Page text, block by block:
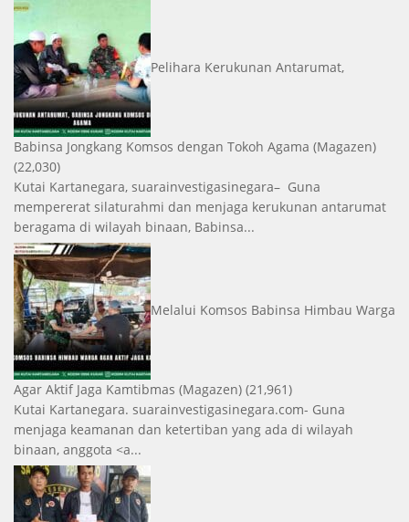
Pelihara Kerukunan Antarumat,
Babinsa Jongkang Komsos dengan Tokoh Agama (Magazen)
(22,030)
Kutai Kartanegara, suarainvestigasinegara– Guna
mempererat silaturahmi dan menjaga kerukunan antarumat
beragama di wilayah binaan, Babinsa...
Melalui Komsos Babinsa Himbau Warga
Agar Aktif Jaga Kamtibmas (Magazen) (21,961)
Kutai Kartanegara. suarainvestigasinegara.com- Guna
menjaga keamanan dan ketertiban yang ada di wilayah
binaan, anggota <a...